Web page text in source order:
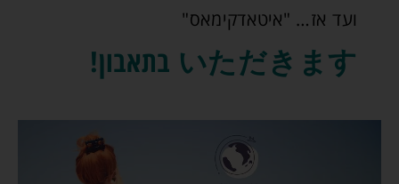
ועד אז… "איטאדקימאס"
いただきます בתאבון!